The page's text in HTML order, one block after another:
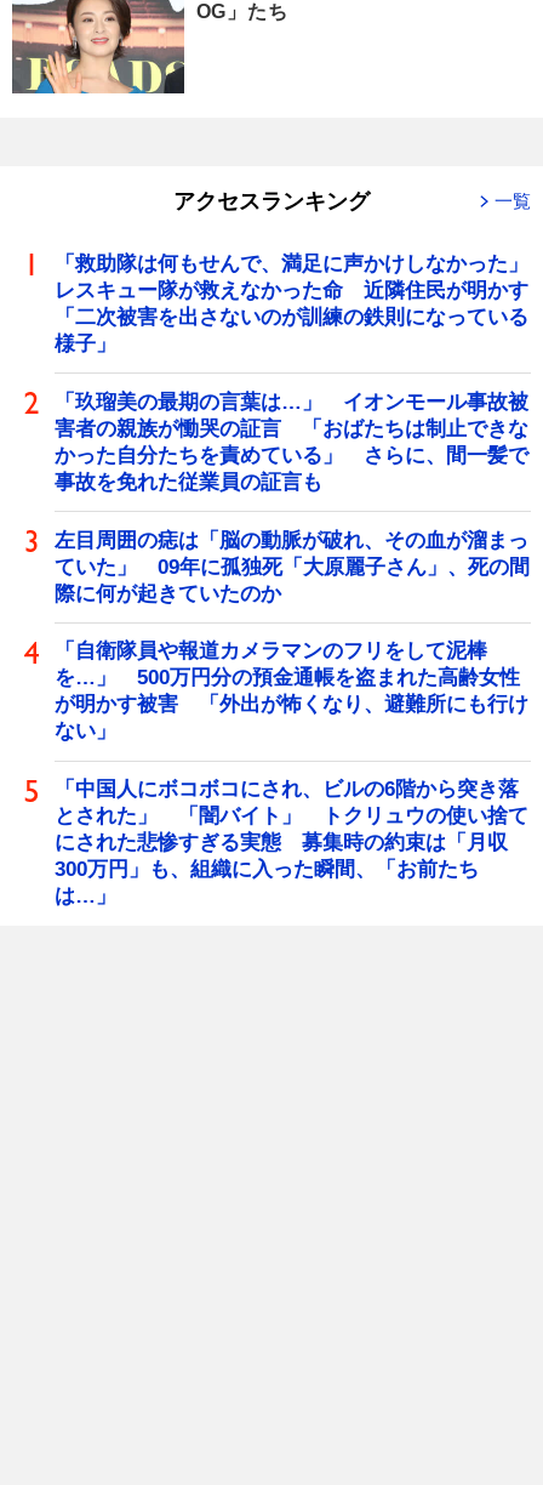
OG」たち
アクセスランキング 一覧
「救助隊は何もせんで、満足に声かけしなかった」
レスキュー隊が救えなかった命 近隣住民が明かす
「二次被害を出さないのが訓練の鉄則になっている
様子」
「玖瑠美の最期の言葉は…」 イオンモール事故被
害者の親族が慟哭の証言 「おばたちは制止できな
かった自分たちを責めている」 さらに、間一髪で
事故を免れた従業員の証言も
左目周囲の痣は「脳の動脈が破れ、その血が溜まっ
ていた」 09年に孤独死「大原麗子さん」、死の間
際に何が起きていたのか
「自衛隊員や報道カメラマンのフリをして泥棒
を…」 500万円分の預金通帳を盗まれた高齢女性
が明かす被害 「外出が怖くなり、避難所にも行け
ない」
「中国人にボコボコにされ、ビルの6階から突き落
とされた」 「闇バイト」 トクリュウの使い捨て
にされた悲惨すぎる実態 募集時の約束は「月収
300万円」も、組織に入った瞬間、「お前たち
は…」